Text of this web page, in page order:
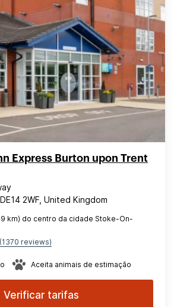
Express Burton upon Trent
2WF, United Kingdom
km) do centro da cidade Stoke-On-
(1370 reviews)
Aceita animais de estimação
Verificar tarifas